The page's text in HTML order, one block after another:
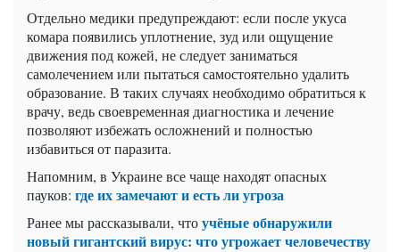
Отдельно медики предупреждают: если после укуса
комара появились уплотнение, зуд или ощущение
движения под кожей, не следует заниматься
самолечением или пытаться самостоятельно удалить
образование. В таких случаях необходимо обратиться к
врачу, ведь своевременная диагностика и лечение
позволяют избежать осложнений и полностью
избавиться от паразита.
Напомним, в Украине все чаще находят опасных
пауков: где их замечают и есть ли угроза
Ранее мы рассказывали, чтоучёные обнаружили
новый гигантский вирус: что угрожает человечеству